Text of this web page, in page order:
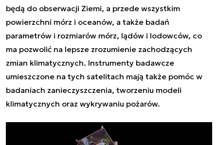
będą do obserwacji Ziemi, a przede wszystkim
powierzchni mórz i oceanów, a także badań
parametrów i rozmiarów mórz, lądów i lodowców, co
ma pozwolić na lepsze zrozumienie zachodzących
zmian klimatycznych. Instrumenty badawcze
umieszczone na tych satelitach mają także pomóc w
badaniach zanieczyszczenia, tworzeniu modeli
klimatycznych oraz wykrywaniu pożarów.